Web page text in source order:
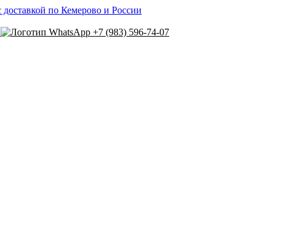
доставкой по Кемерово и России
+7 (983) 596-74-07